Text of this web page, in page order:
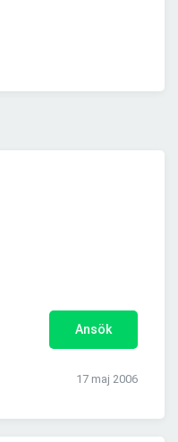
Ansök
17 maj 2006